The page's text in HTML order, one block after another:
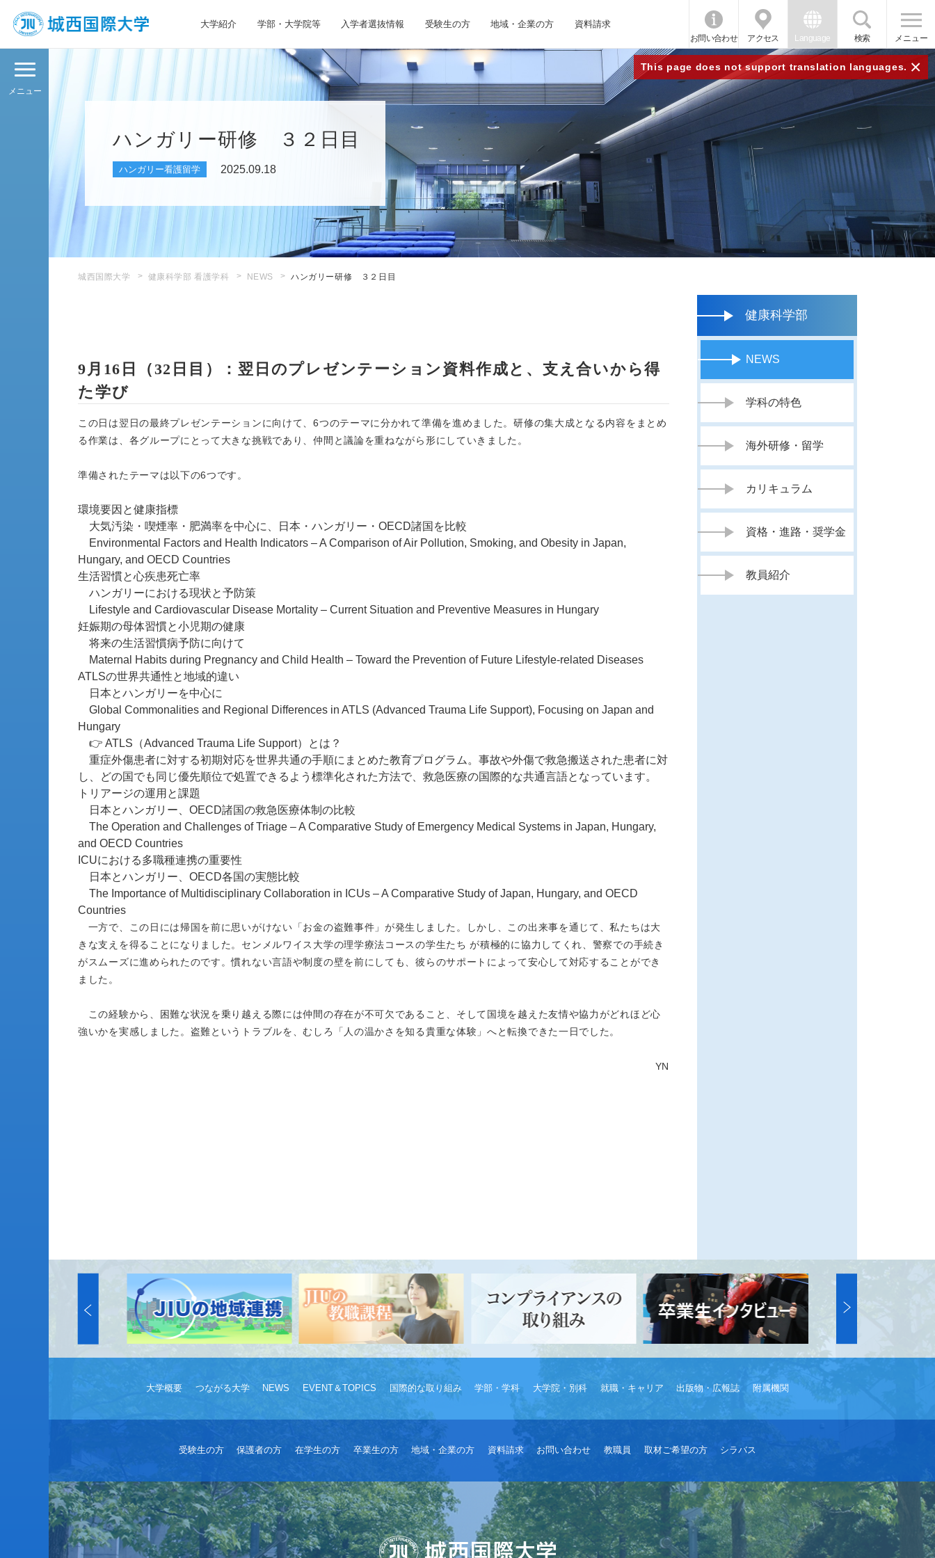
大学紹介 学部・大学院等 入学者選抜情報 受験生の方 地域・企業の方 資料請求
お問い合わせ アクセス Language 検索 メニュー
This page does not support translation languages. ×
メニュー
ハンガリー研修 ３２日目
ハンガリー看護留学 2025.09.18
城西国際大学 健康科学部 看護学科 NEWS ハンガリー研修 ３２日目
9月16日（32日目）：翌日のプレゼンテーション資料作成と、支え合いから得
た学び
この日は翌日の最終プレゼンテーションに向けて、6つのテーマに分かれて準備を進めました。研修の集大成となる内容をまとめ
る作業は、各グループにとって大きな挑戦であり、仲間と議論を重ねながら形にしていきました。
準備されたテーマは以下の6つです。
環境要因と健康指標
大気汚染・喫煙率・肥満率を中心に、日本・ハンガリー・OECD諸国を比較
Environmental Factors and Health Indicators – A Comparison of Air Pollution, Smoking, and Obesity in Japan,
Hungary, and OECD Countries
生活習慣と心疾患死亡率
ハンガリーにおける現状と予防策
Lifestyle and Cardiovascular Disease Mortality – Current Situation and Preventive Measures in Hungary
妊娠期の母体習慣と小児期の健康
将来の生活習慣病予防に向けて
Maternal Habits during Pregnancy and Child Health – Toward the Prevention of Future Lifestyle-related Diseases
ATLSの世界共通性と地域的違い
日本とハンガリーを中心に
Global Commonalities and Regional Differences in ATLS (Advanced Trauma Life Support), Focusing on Japan and
Hungary
👉 ATLS（Advanced Trauma Life Support）とは？
重症外傷患者に対する初期対応を世界共通の手順にまとめた教育プログラム。事故や外傷で救急搬送された患者に対
し、どの国でも同じ優先順位で処置できるよう標準化された方法で、救急医療の国際的な共通言語となっています。
トリアージの運用と課題
日本とハンガリー、OECD諸国の救急医療体制の比較
The Operation and Challenges of Triage – A Comparative Study of Emergency Medical Systems in Japan, Hungary,
and OECD Countries
ICUにおける多職種連携の重要性
日本とハンガリー、OECD各国の実態比較
The Importance of Multidisciplinary Collaboration in ICUs – A Comparative Study of Japan, Hungary, and OECD
Countries
一方で、この日には帰国を前に思いがけない「お金の盗難事件」が発生しました。しかし、この出来事を通じて、私たちは大
きな支えを得ることになりました。センメルワイス大学の理学療法コースの学生たち が積極的に協力してくれ、警察での手続き
がスムーズに進められたのです。慣れない言語や制度の壁を前にしても、彼らのサポートによって安心して対応することができ
ました。
この経験から、困難な状況を乗り越える際には仲間の存在が不可欠であること、そして国境を越えた友情や協力がどれほど心
強いかを実感しました。盗難というトラブルを、むしろ「人の温かさを知る貴重な体験」へと転換できた一日でした。
YN
健康科学部
NEWS
学科の特色
海外研修・留学
カリキュラム
資格・進路・奨学金
教員紹介
大学概要 つながる大学 NEWS EVENT＆TOPICS 国際的な取り組み 学部・学科 大学院・別科 就職・キャリア 出版物・広報誌 附属機関
受験生の方 保護者の方 在学生の方 卒業生の方 地域・企業の方 資料請求 お問い合わせ 教職員 取材ご希望の方 シラバス